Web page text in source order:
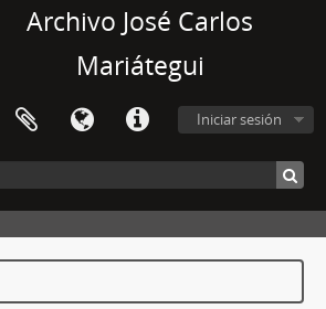
Archivo José Carlos
Mariátegui
Iniciar sesión